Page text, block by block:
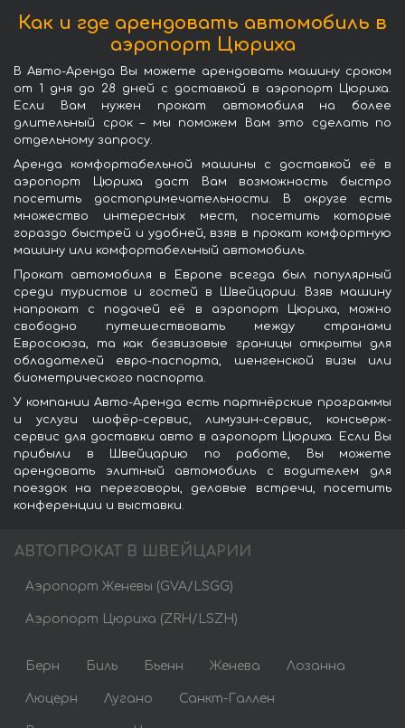
Как и где арендовать автомобиль в
аэропорт Цюриха
В Авто-Аренда Вы можете арендовать машину сроком
от 1 дня до 28 дней с доставкой в аэропорт Цюриха.
Если Вам нужен прокат автомобиля на более
длительный срок – мы поможем Вам это сделать по
отдельному запросу.
Аренда комфортабельной машины с доставкой её в
аэропорт Цюриха даст Вам возможность быстро
посетить достопримечательности. В округе есть
множество интересных мест, посетить которые
гораздо быстрей и удобней, взяв в прокат комфортную
машину или комфортабельный автомобиль.
Прокат автомобиля в Европе всегда был популярный
среди туристов и гостей в Швейцарии. Взяв машину
напрокат с подачей её в аэропорт Цюриха, можно
свободно путешествовать между странами
Евросоюза, та как безвизовые границы открыты для
обладателей евро-паспорта, шенгенской визы или
биометрического паспорта.
У компании Авто-Аренда есть партнёрские программы
и услуги шофёр-сервис, лимузин-сервис, консьерж-
сервис для доставки авто в аэропорт Цюриха. Если Вы
прибыли в Швейцарию по работе, Вы можете
арендовать элитный автомобиль с водителем для
поездок на переговоры, деловые встречи, посетить
конференции и выставки.
АВТОПРОКАТ В ШВЕЙЦАРИИ
Аэропорт Женевы (GVA/LSGG)
Аэропорт Цюриха (ZRH/LSZH)
Берн Биль Бьенн Женева Лозанна
Люцерн Лугано Санкт-Галлен